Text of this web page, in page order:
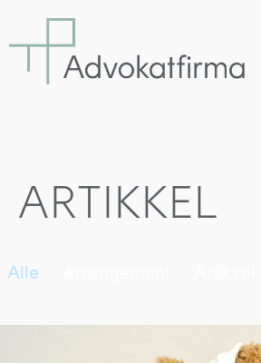
ARTIKKEL
Alle